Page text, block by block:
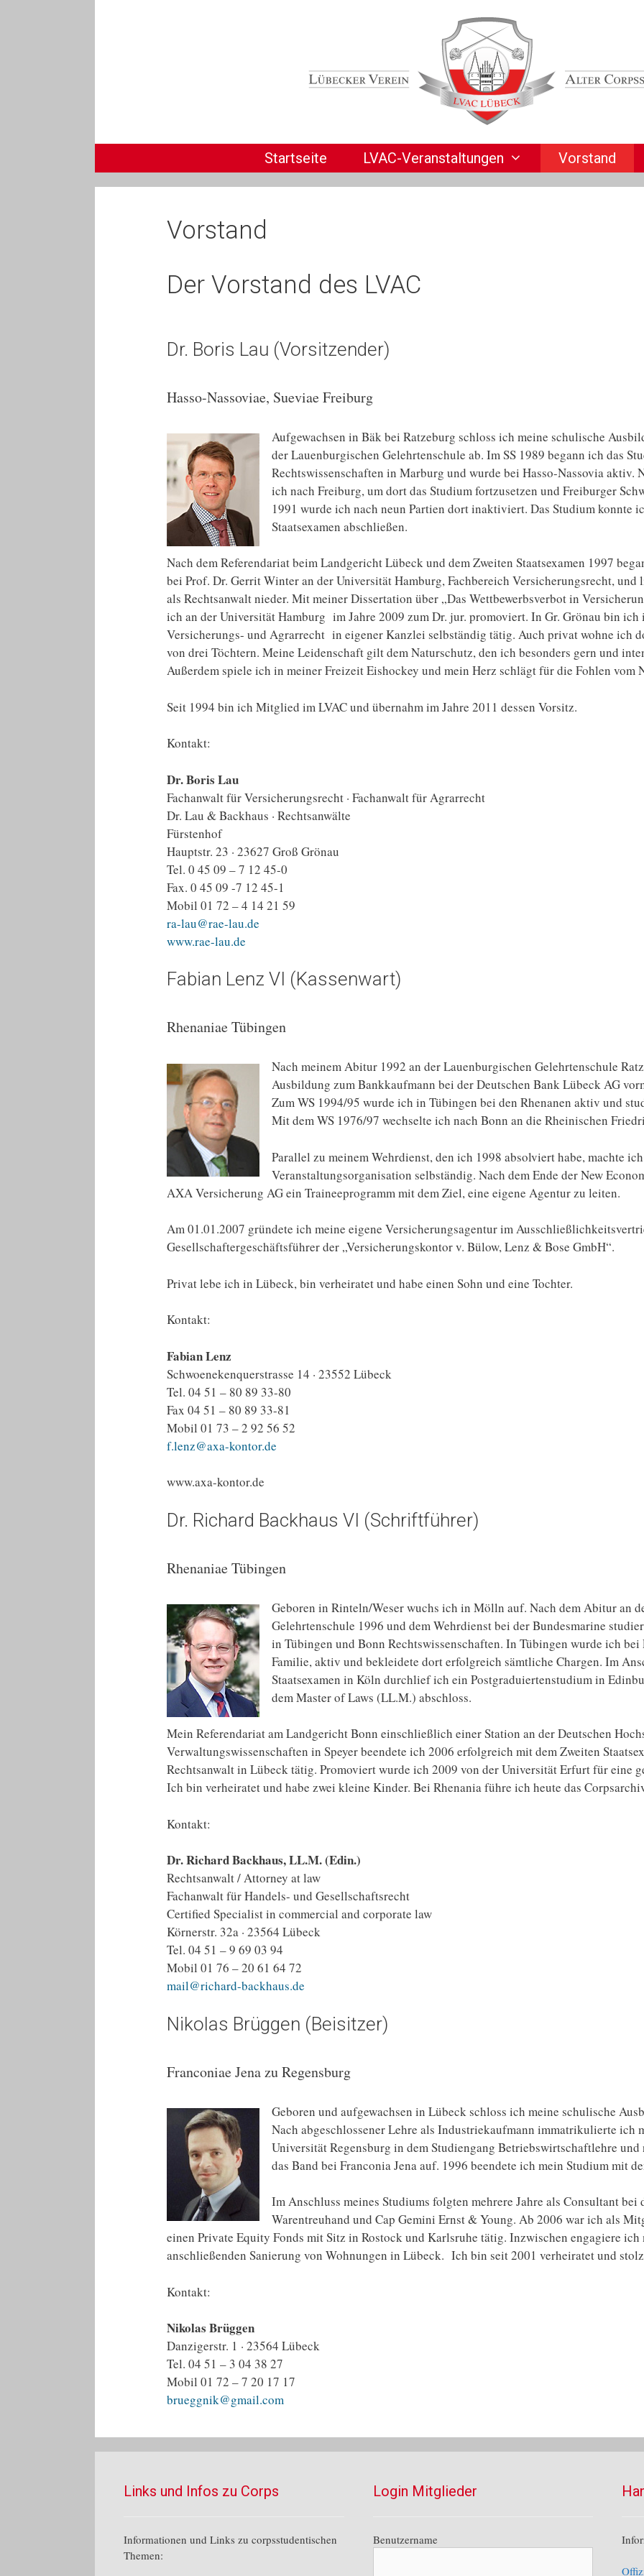
Startseite LVAC-Veranstaltungen Vorstand
Vorstand
Der Vorstand des LVAC
Dr. Boris Lau (Vorsitzender)
Hasso-Nassoviae, Sueviae Freiburg
Aufgewachsen in Bäk bei Ratzeburg schloss ich meine schulische
der Lauenburgischen Gelehrtenschule ab. Im SS 1989 begann ich das
Rechtswissenschaften in Marburg und wurde bei Hasso-Nassovia aktiv.
ich nach Freiburg, um dort das Studium fortzusetzen und Freiburger
1991 wurde ich nach neun Partien dort inaktiviert. Das Studium konnte
Staatsexamen abschließen.
Nach dem Referendariat beim Landgericht Lübeck und dem Zweiten Staatsexamen 1997
bei Prof. Dr. Gerrit Winter an der Universität Hamburg, Fachbereich Versicherungsrecht,
als Rechtsanwalt nieder. Mit meiner Dissertation über „Das Wettbewerbsverbot in
ich an der Universität Hamburg im Jahre 2009 zum Dr. jur. promoviert. In Gr. Grönau bin ich
Versicherungs- und Agrarrecht in eigener Kanzlei selbständig tätig. Auch privat wohne ich
von drei Töchtern. Meine Leidenschaft gilt dem Naturschutz, den ich besonders gern und
Außerdem spiele ich in meiner Freizeit Eishockey und mein Herz schlägt für die Fohlen vom
Seit 1994 bin ich Mitglied im LVAC und übernahm im Jahre 2011 dessen Vorsitz.
Kontakt:
Dr. Boris Lau
Fachanwalt für Versicherungsrecht · Fachanwalt für Agrarrecht
Dr. Lau & Backhaus · Rechtsanwälte
Fürstenhof
Hauptstr. 23 · 23627 Groß Grönau
Tel. 0 45 09 – 7 12 45-0
Fax. 0 45 09 -7 12 45-1
Mobil 01 72 – 4 14 21 59
ra-lau@rae-lau.de
www.rae-lau.de
Fabian Lenz VI (Kassenwart)
Rhenaniae Tübingen
Nach meinem Abitur 1992 an der Lauenburgischen Gelehrtenschule
Ausbildung zum Bankkaufmann bei der Deutschen Bank Lübeck AG
Zum WS 1994/95 wurde ich in Tübingen bei den Rhenanen aktiv und
Mit dem WS 1976/97 wechselte ich nach Bonn an die Rheinischen
Parallel zu meinem Wehrdienst, den ich 1998 absolviert habe, machte
Veranstaltungsorganisation selbständig. Nach dem Ende der New
AXA Versicherung AG ein Traineeprogramm mit dem Ziel, eine eigene Agentur zu leiten.
Am 01.01.2007 gründete ich meine eigene Versicherungsagentur im
Gesellschaftergeschäftsführer der „Versicherungskontor v. Bülow, Lenz & Bose GmbH“.
Privat lebe ich in Lübeck, bin verheiratet und habe einen Sohn und eine Tochter.
Kontakt:
Fabian Lenz
Schwoenekenquerstrasse 14 · 23552 Lübeck
Tel. 04 51 – 80 89 33-80
Fax 04 51 – 80 89 33-81
Mobil 01 73 – 2 92 56 52
f.lenz@axa-kontor.de
www.axa-kontor.de
Dr. Richard Backhaus VI (Schriftführer)
Rhenaniae Tübingen
Geboren in Rinteln/Weser wuchs ich in Mölln auf. Nach dem Abitur an
Gelehrtenschule 1996 und dem Wehrdienst bei der Bundesmarine
in Tübingen und Bonn Rechtswissenschaften. In Tübingen wurde ich bei
Familie, aktiv und bekleidete dort erfolgreich sämtliche Chargen. Im
Staatsexamen in Köln durchlief ich ein Postgraduierten­studium in
dem Master of Laws (LL.M.) abschloss.
Mein Referendariat am Landgericht Bonn einschließlich einer Station an der Deutschen
Verwaltungswissenschaften in Speyer beendete ich 2006 erfolgreich mit dem Zweiten
Rechtsanwalt in Lübeck tätig. Promoviert wurde ich 2009 von der Universität Erfurt für eine
Ich bin verheiratet und habe zwei kleine Kinder. Bei Rhenania führe ich heute das
Kontakt:
Dr. Richard Backhaus, LL.M. (Edin.)
Rechtsanwalt / Attorney at law
Fachanwalt für Handels- und Gesellschaftsrecht
Certified Specialist in commercial and corporate law
Körnerstr. 32a · 23564 Lübeck
Tel. 04 51 – 9 69 03 94
Mobil 01 76 – 20 61 64 72
mail@richard-backhaus.de
Nikolas Brüggen (Beisitzer)
Franconiae Jena zu Regensburg
Geboren und aufgewachsen in Lübeck schloss ich meine schulische
Nach abgeschlossener Lehre als Industriekaufmann immatrikulierte ich
Universität Regensburg in dem Studiengang Betriebswirtschaftlehre und
das Band bei Franconia Jena auf. 1996 beendete ich mein Studium mit
Im Anschluss meines Studiums folgten mehrere Jahre als Consultant bei
Warentreuhand und Cap Gemini Ernst & Young. Ab 2006 war ich als
einen Private Equity Fonds mit Sitz in Rostock und Karlsruhe tätig. Inzwischen engagiere
anschließenden Sanierung von Wohnungen in Lübeck. Ich bin seit 2001 verheiratet und
Kontakt:
Nikolas Brüggen
Danzigerstr. 1 · 23564 Lübeck
Tel. 04 51 – 3 04 38 27
Mobil 01 72 – 7 20 17 17
brueggnik@gmail.com
Links und Infos zu Corps
Informationen und Links zu corpsstudentischen
Themen:
Login Mitglieder
Benutzername